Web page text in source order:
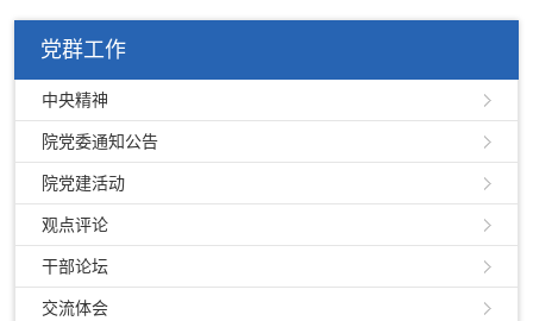
党群工作
中央精神
院党委通知公告
院党建活动
观点评论
干部论坛
交流体会